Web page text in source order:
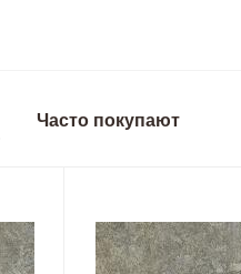
Часто покупают